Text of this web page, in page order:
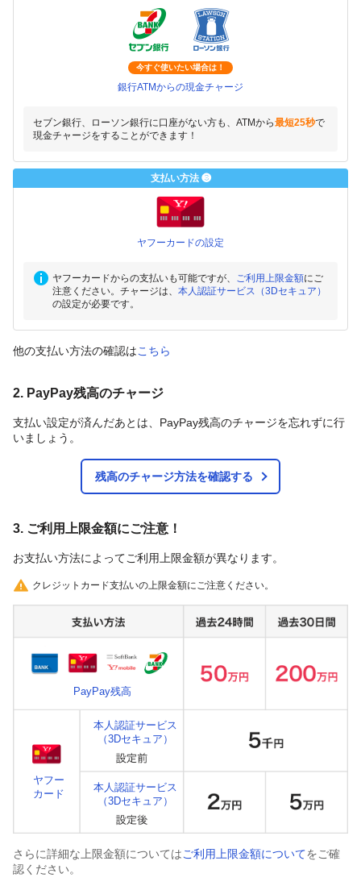
今すぐ使いたい場合は！
銀行ATMからの現金チャージ
セブン銀行、ローソン銀行に口座がない方も、ATMから最短25秒で
現金チャージをすることができます！
支払い方法 ❸
ヤフーカードの設定
ヤフーカードからの支払いも可能ですが、 ご利用上限金額にご
注意ください。チャージは、 本人認証サービス（3Dセキュア）
の設定が必要です。
他の支払い方法の確認はこちら
2. PayPay残高のチャージ
支払い設定が済んだあとは、PayPay残高のチャージを忘れずに行
いましょう。
残高のチャージ方法を確認する
3. ご利用上限金額にご注意！
お支払い方法によってご利用上限金額が異なります。
クレジットカード支払いの上限金額にご注意ください。
PayPay残高
ヤフー
カード
本人認証サービス
（3Dセキュア）
本人認証サービス
（3Dセキュア）
さらに詳細な上限金額についてはご利用上限金額についてをご確
認ください。